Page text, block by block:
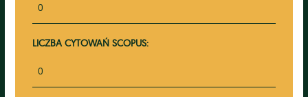
0
LICZBA CYTOWAŃ SCOPUS:
0